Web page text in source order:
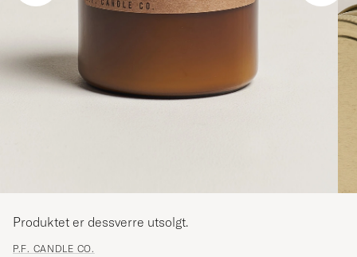
P.F. CANDLE CO.
Produktet er dessverre utsolgt.